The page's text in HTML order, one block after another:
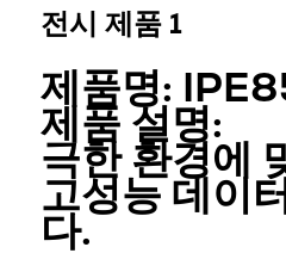
전시 제품 1
제품명:
제품 설명:
극한 환경에
고성능 데이
다.